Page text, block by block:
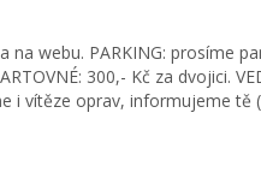
webu. PARKING: prosíme
300,- Kč za dvojici.
i vítěze oprav, informujeme